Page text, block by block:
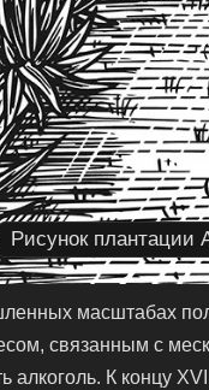
Рисунок плантации
масштабах
связанным с
К концу